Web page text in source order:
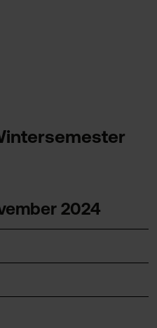
2024